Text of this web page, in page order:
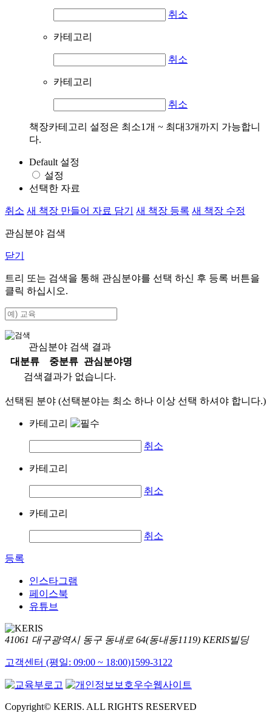
취소
카테고리
취소
카테고리
취소
책장카테고리 설정은 최소1개 ~ 최대3개까지 가능합니
다.
Default 설정
설정
선택한 자료
취소 새 책장 만들어 자료 담기 새 책장 등록 새 책장 수정
관심분야 검색
닫기
트리 또는 검색을 통해 관심분야를 선택 하신 후 등록 버튼을
클릭 하십시오.
관심분야 검색 결과
대분류
중분류
관심분야명
검색결과가 없습니다.
선택된 분야 (선택분야는 최소 하나 이상 선택 하셔야 합니다.)
카테고리
취소
카테고리
취소
카테고리
취소
등록
인스타그램
페이스북
유튜브
41061 대구광역시 동구 동내로 64(동내동1119) KERIS빌딩
고객센터 (평일: 09:00 ~ 18:00)1599-3122
Copyright© KERIS. ALL RIGHTS RESERVED